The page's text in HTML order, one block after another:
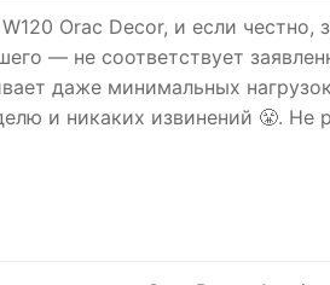
Orac Decor, и если честно,
— не соответствует
даже минимальных
и никаких извинений 😤. Не